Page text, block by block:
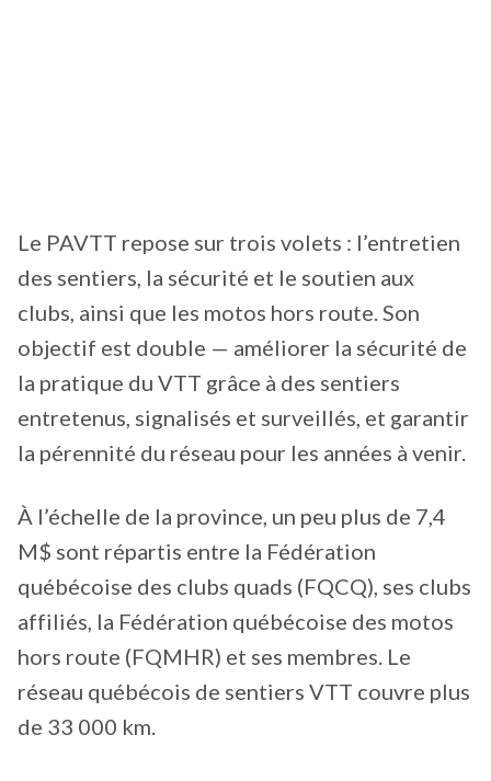
Le PAVTT repose sur trois volets : l’entretien
des sentiers, la sécurité et le soutien aux
clubs, ainsi que les motos hors route. Son
objectif est double — améliorer la sécurité de
la pratique du VTT grâce à des sentiers
entretenus, signalisés et surveillés, et garantir
la pérennité du réseau pour les années à venir.
À l’échelle de la province, un peu plus de 7,4
M$ sont répartis entre la Fédération
québécoise des clubs quads (FQCQ), ses clubs
affiliés, la Fédération québécoise des motos
hors route (FQMHR) et ses membres. Le
réseau québécois de sentiers VTT couvre plus
de 33 000 km.